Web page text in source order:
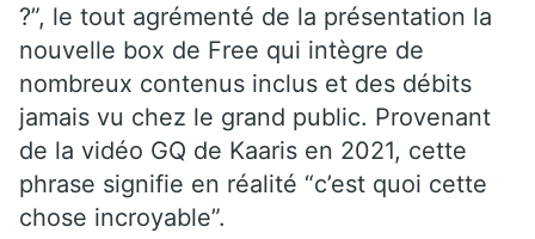
?”, le tout agrémenté de la présentation la
nouvelle box de Free qui intègre de
nombreux contenus inclus et des débits
jamais vu chez le grand public. Provenant
de la vidéo GQ de Kaaris en 2021, cette
phrase signifie en réalité “c’est quoi cette
chose incroyable”.